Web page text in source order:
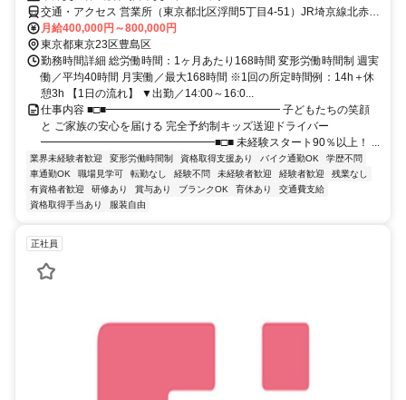
交通・アクセス 営業所（東京都北区浮間5丁目4-51）JR埼京線北赤羽
駅より徒歩12分
月給400,000円～800,000円
東京都東京23区豊島区
勤務時間詳細 総労働時間：1ヶ月あたり168時間 変形労働時間制 週実
働／平均40時間 月実働／最大168時間 ※1回の所定時間例：14h＋休
憩3h 【1日の流れ】 ▼出勤／14:00～16:0...
仕事内容 ■□■━━━━━━━━━━━━━━━━ 子どもたちの笑顔
と ご家族の安心を届ける 完全予約制キッズ送迎ドライバー
━━━━━━━━━━━━━━━━■□■ 未経験スタート90％以上！ ...
業界未経験者歓迎 変形労働時間制 資格取得支援あり バイク通勤OK
学歴不問
車通勤OK
職場見学可 転勤なし 経験不問 未経験者歓迎 経験者歓迎
残業なし
有資格者歓迎
研修あり 賞与あり ブランクOK 育休あり
交通費支給
資格取得手当あり
服装自由
正社員